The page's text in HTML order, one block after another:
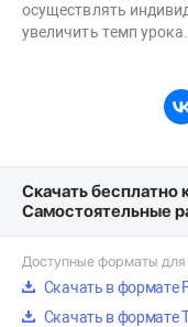
осуществлять
увеличить темп урока.
Скачать бесплатно
Самостоятельные
Доступные форматы для
Скачать в формате
Скачать в формате